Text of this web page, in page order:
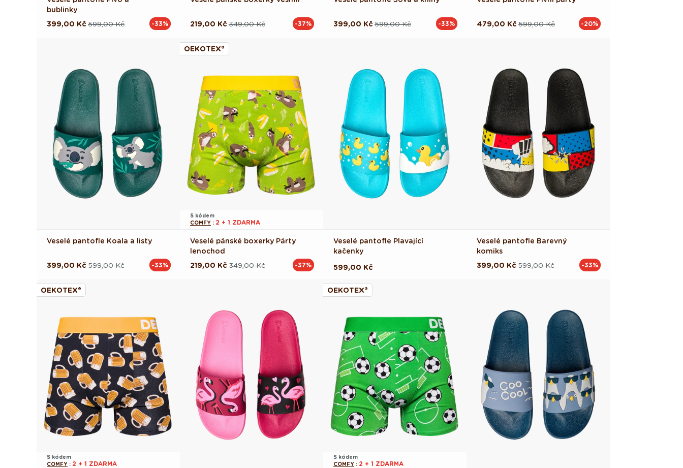
bublinky
Běžná
599,00 Kč
Výprodejová
399,00 Kč -33%
Běžná
349,00 Kč
Výprodejová
219,00 Kč -37%
Běžná
599,00 Kč
Výprodejová
399,00 Kč -33%
Běžná
599,00 Kč
Výprodejová
479,00 Kč -20%
Veselé pantofle Koala a listy
Běžná
599,00 Kč
Výprodejová
399,00 Kč -33%
OEKOTEX®
S kódem
COMFY : 2 + 1 ZDARMA
Veselé pánské boxerky Párty
lenochod
Běžná
349,00 Kč
Výprodejová
219,00 Kč -37%
Veselé pantofle Plavající
kačenky
Běžná
599,00 Kč
Veselé pantofle Barevný
komiks
Běžná
599,00 Kč
Výprodejová
399,00 Kč -33%
OEKOTEX®
S kódem
COMFY : 2 + 1 ZDARMA
OEKOTEX®
S kódem
COMFY : 2 + 1 ZDARMA